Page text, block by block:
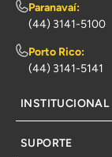
Paranavaí:
(44) 3141-5100
Porto Rico:
(44) 3141-5141
INSTITUCIONAL
SUPORTE